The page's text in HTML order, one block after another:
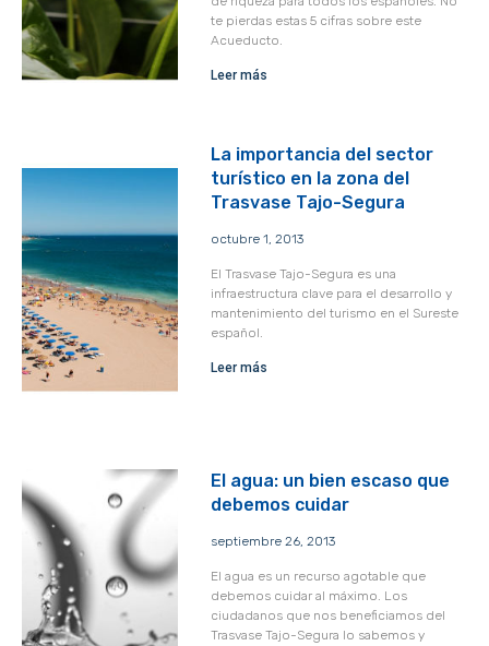
te pierdas estas 5 cifras sobre este
Acueducto.
Leer más
La importancia del sector
turístico en la zona del
Trasvase Tajo-Segura
octubre 1, 2013
El Trasvase Tajo-Segura es una
infraestructura clave para el desarrollo y
mantenimiento del turismo en el Sureste
español.
Leer más
El agua: un bien escaso que
debemos cuidar
septiembre 26, 2013
El agua es un recurso agotable que
debemos cuidar al máximo. Los
ciudadanos que nos beneficiamos del
Trasvase Tajo-Segura lo sabemos y